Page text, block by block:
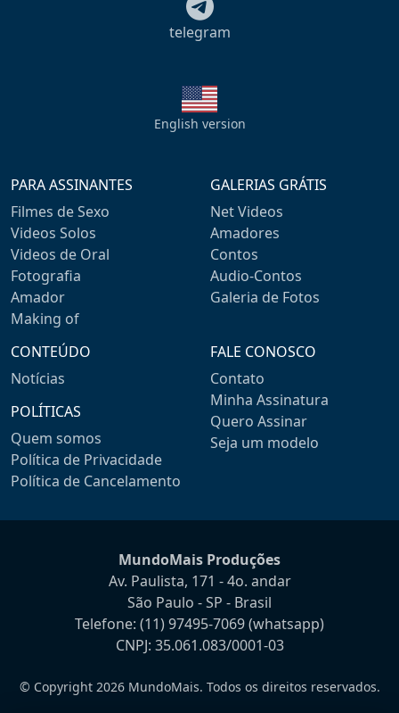
telegram
English version
PARA ASSINANTES
Filmes de Sexo
Videos Solos
Videos de Oral
Fotografia
Amador
Making of
GALERIAS GRÁTIS
Net Videos
Amadores
Contos
Audio-Contos
Galeria de Fotos
CONTEÚDO
Notícias
POLÍTICAS
Quem somos
Política de Privacidade
Política de Cancelamento
FALE CONOSCO
Contato
Minha Assinatura
Quero Assinar
Seja um modelo
MundoMais Produções
Av. Paulista, 171 - 4o. andar
São Paulo - SP - Brasil
Telefone: (11) 97495-7069(whatsapp)
CNPJ: 35.061.083/0001-03
© Copyright 2026 MundoMais. Todos os direitos reservados.